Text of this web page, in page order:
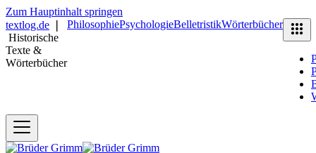
Zum Hauptinhalt springen
textlog.de
Historische
Texte &
Wörterbücher
PhilosophiePsychologieBelletristikWörterbücher